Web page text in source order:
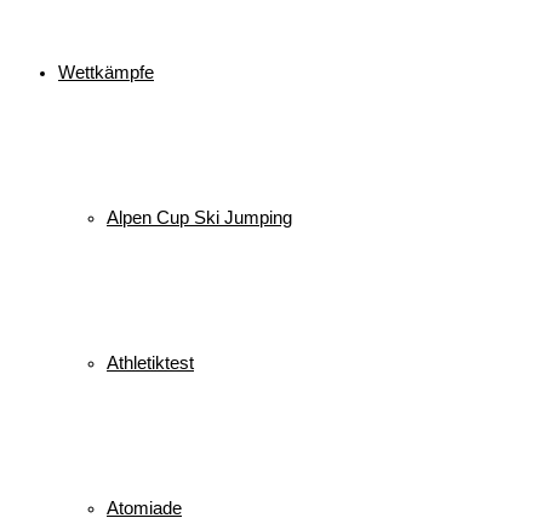
Wettkämpfe
Alpen Cup Ski Jumping
Athletiktest
Atomiade